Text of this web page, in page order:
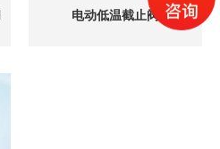
电动低温截止阀